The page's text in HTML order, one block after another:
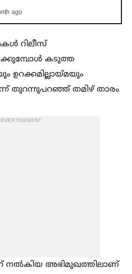
ago
റിലീസ്
കടുത്ത
ഉറക്കമില്ലായ്മയും
തുറന്നുപറഞ്ഞ് തമിഴ് താരം
നല്‍കിയ അഭിമുഖത്തിലാണ്